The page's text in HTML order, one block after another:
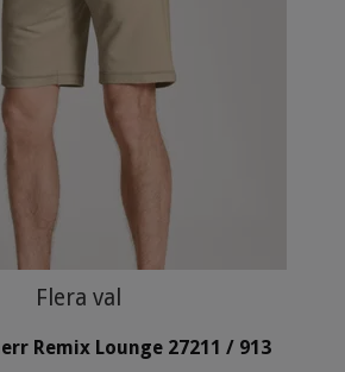
Flera val
Remix Lounge 27211 / 913